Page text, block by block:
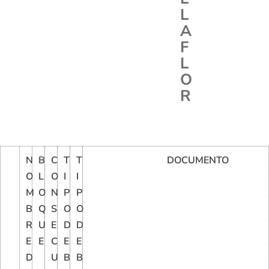
L
A
F
L
O
R
N
O
M
B
R
E
D
B
L
O
Q
U
E
C
O
N
S
E
C
U
T
I
P
O
D
E
B
T
I
P
O
D
E
B
DOCUMENTO